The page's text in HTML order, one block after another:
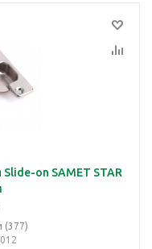
on SAMET STAR
(377)